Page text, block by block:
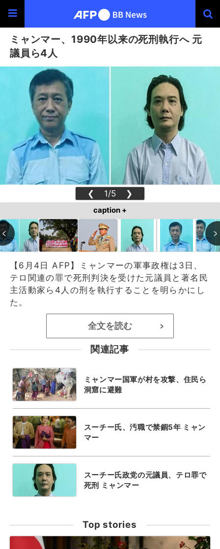
ミャンマー、1990年以来の死刑執行へ 元
議員ら4人
❮ 1/5 ❯
caption +
【6月4日 AFP】ミャンマーの軍事政権は3日、
テロ関連の罪で死刑判決を受けた元議員と著名民
主活動家ら4人の刑を執行することを明らかにし
た。
全文を読む >
関連記事
ミャンマー国軍が村を攻撃、住民ら
洞窟に避難
スーチー氏、汚職で禁錮5年 ミャン
マー
スーチー氏政党の元議員、テロ罪で
死刑 ミャンマー
Top stories